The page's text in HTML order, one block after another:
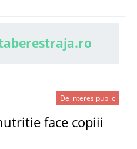
De interes public
face copiii